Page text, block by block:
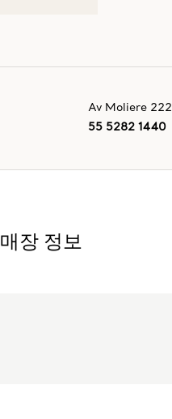
Av Moliere 222
55 5282 1440
매장 정보